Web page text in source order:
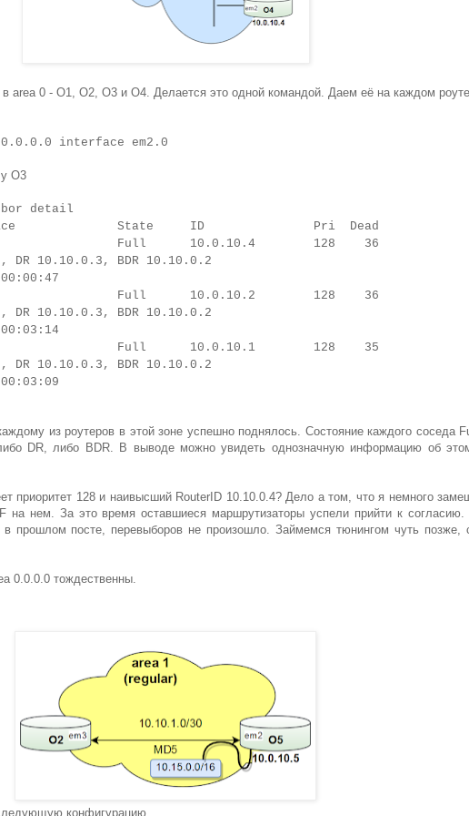
area 0 - O1, O2, O3 и O4. Делается это одной командой. Даем её на каждом
interface em2.0
O3
detail
State ID Pri Dead
Full 10.0.10.4 128 36
10.10.0.3, BDR 10.10.0.2
Full 10.0.10.2 128 36
10.10.0.3, BDR 10.10.0.2
Full 10.0.10.1 128 35
10.10.0.3, BDR 10.10.0.2
из роутеров в этой зоне успешно поднялось. Состояние каждого соседа
DR, либо BDR. В выводе можно увидеть однозначную информацию об
приоритет 128 и наивысший RouterID 10.10.0.4? Дело а том, что я немного
на нем. За это время оставшиеся маршрутизаторы успели прийти к
прошлом посте, перевыборов не произошло. Займемся тюнингом чуть позже,
0.0.0.0 тождественны.
конфигурацию.